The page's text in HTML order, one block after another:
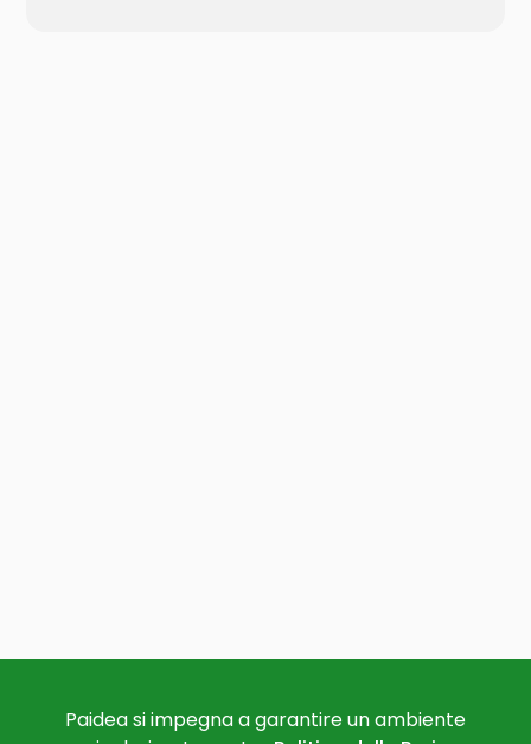
Paidea si impegna a garantire un ambiente